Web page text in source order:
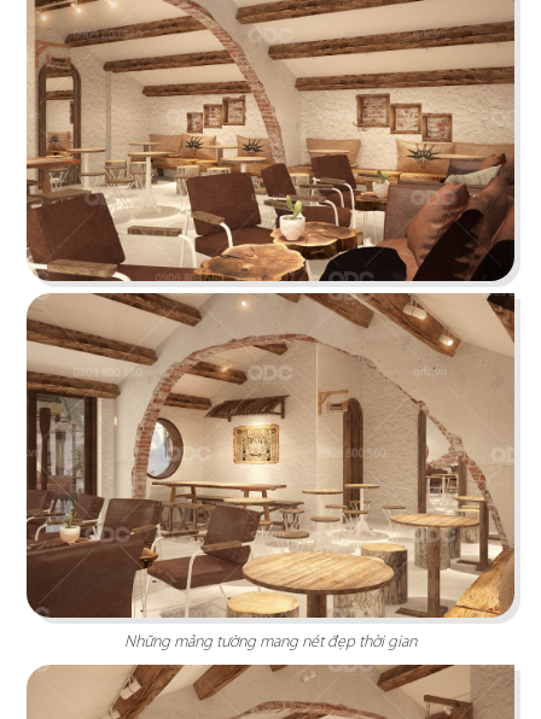
cam, vàng tạo nên không gian đậm chất Thái
Chi tiết
OJIGI BAR
Thiết kế lấy cảm hứng từ nhịp điệu biển cả với
hiệu ứng sóng nước tạo ra sự tương phản mới lạ
Chi tiết
Những mảng tường mang nét đẹp thời gian